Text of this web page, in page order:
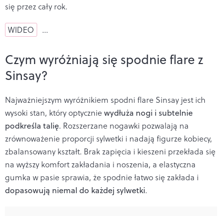
się przez cały rok.
WIDEO …
Czym wyróżniają się spodnie flare z
Sinsay?
Najważniejszym wyróżnikiem spodni flare Sinsay jest ich
wysoki stan, który optycznie wydłuża nogi i subtelnie
podkreśla talię. Rozszerzane nogawki pozwalają na
zrównoważenie proporcji sylwetki i nadają figurze kobiecy,
zbalansowany kształt. Brak zapięcia i kieszeni przekłada się
na wyższy komfort zakładania i noszenia, a elastyczna
gumka w pasie sprawia, że spodnie łatwo się zakłada i
dopasowują niemal do każdej sylwetki.